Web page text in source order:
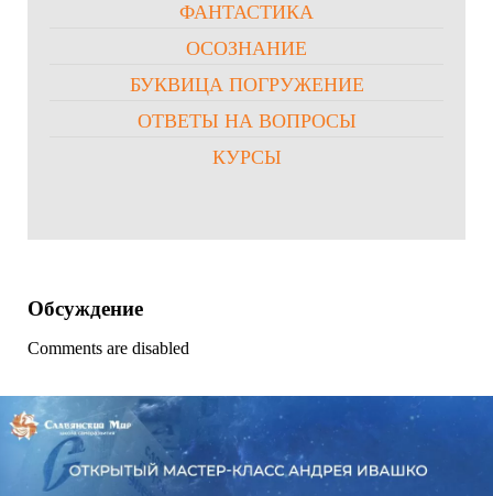
ФАНТАСТИКА
ОСОЗНАНИЕ
БУКВИЦА ПОГРУЖЕНИЕ
ОТВЕТЫ НА ВОПРОСЫ
КУРСЫ
Обсуждение
Comments are disabled